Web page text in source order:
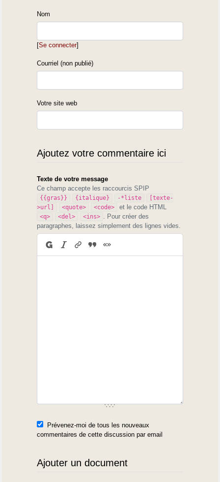
Nom
[Se connecter]
Courriel (non publié)
Votre site web
Ajoutez votre commentaire ici
Texte de votre message
Ce champ accepte les raccourcis SPIP
{{gras}} {italique} -*liste
[texte-
>url]
<quote> <code> et le code HTML
<q> <del> <ins>
. Pour créer des
paragraphes, laissez simplement des lignes vides.
Prévenez-moi de tous les nouveaux
commentaires de cette discussion par email
Ajouter un document